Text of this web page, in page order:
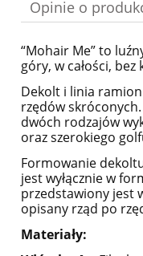
Opinie o
“Mohair Me” to
góry, w całości,
Dekolt i linia
rzędów
dwóch rodzajów
oraz szerokiego
Formowanie
jest wyłącznie w
przedstawiony jest
opisany rząd po
Materiały: